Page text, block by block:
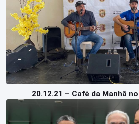
20.12.21 – Café da Manhã